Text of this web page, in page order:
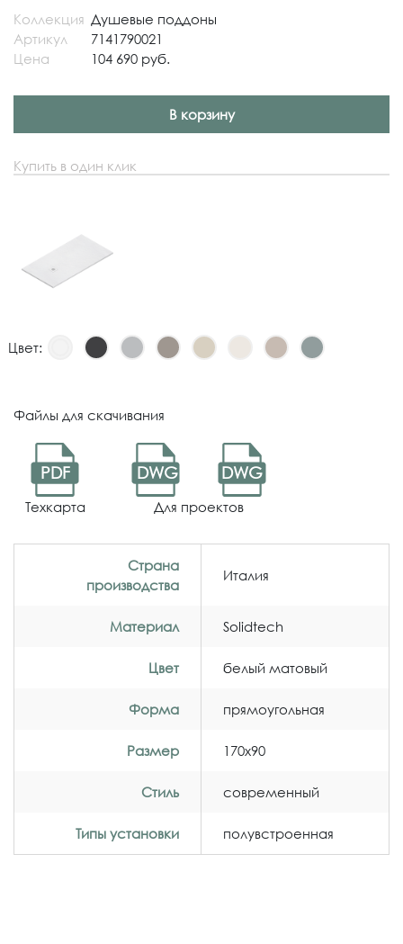
Коллекция Душевые поддоны
Артикул
7141790021
Цена
104 690 руб.
В корзину
Купить в один клик
Цвет:
Файлы для скачивания
PDF
Техкарта
DWG DWG
Для проектов
Страна
производства
Италия
Материал Solidtech
Цвет белый матовый
Форма прямоугольная
Размер 170x90
Стиль современный
Типы установки полувстроенная